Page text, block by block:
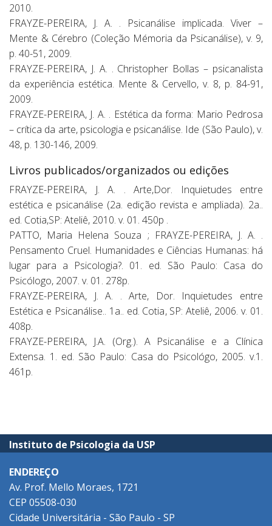
2010.
FRAYZE-PEREIRA, J. A. . Psicanálise implicada. Viver –
Mente & Cérebro (Coleção Mémoria da Psicanálise), v. 9,
p. 40-51, 2009.
FRAYZE-PEREIRA, J. A. . Christopher Bollas – psicanalista
da experiência estética. Mente & Cervello, v. 8, p. 84-91,
2009.
FRAYZE-PEREIRA, J. A. . Estética da forma: Mario Pedrosa
– crítica da arte, psicologia e psicanálise. Ide (São Paulo), v.
48, p. 130-146, 2009.
Livros publicados/organizados ou edições
FRAYZE-PEREIRA, J. A. . Arte,Dor. Inquietudes entre
estética e psicanálise (2a. edição revista e ampliada). 2a..
ed. Cotia,SP: Ateliê, 2010. v. 01. 450p .
PATTO, Maria Helena Souza ; FRAYZE-PEREIRA, J. A. .
Pensamento Cruel. Humanidades e Ciências Humanas: há
lugar para a Psicologia?. 01. ed. São Paulo: Casa do
Psicólogo, 2007. v. 01. 278p.
FRAYZE-PEREIRA, J. A. . Arte, Dor. Inquietudes entre
Estética e Psicanálise.. 1a.. ed. Cotia, SP: Ateliê, 2006. v. 01.
408p.
FRAYZE-PEREIRA, J.A. (Org.). A Psicanálise e a Clínica
Extensa. 1. ed. São Paulo: Casa do Psicológo, 2005. v.1.
461p.
Instituto de Psicologia da USP
ENDEREÇO
Av. Prof. Mello Moraes, 1721
CEP 05508-030
Cidade Universitária - São Paulo - SP